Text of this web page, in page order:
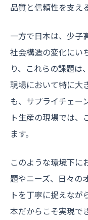
品質と信頼性を支え
一方で日本は、少子
社会構造の変化にい
り、これらの課題は
現場において特に大
も、サプライチェー
ト生産の現場では、
ます。
このような環境下に
題やニーズ、日々の
トを丁寧に捉えなが
本だからこそ実現で